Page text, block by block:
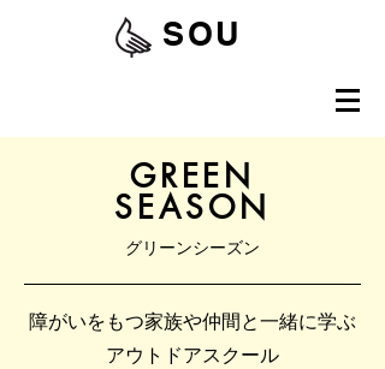
SOU
GREEN
​SEASON
グリーンシーズン
障がいをもつ家族や仲間と一緒に学ぶ
アウトドアスクール